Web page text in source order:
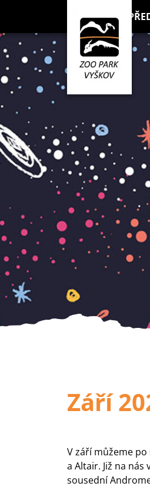
Září
V září můžeme
a Altair. Již na
sousední